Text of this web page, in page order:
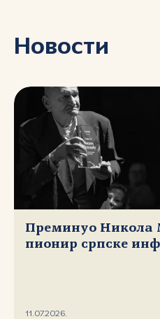
Новости
Преминуо Никола
пионир српске
11.07.2026.